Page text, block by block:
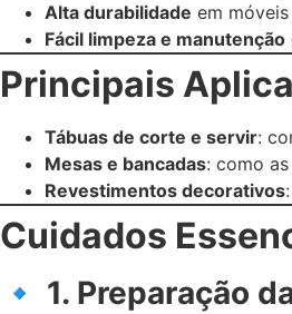
Alta durabilidade em
Fácil limpeza e manutenção
Principais
Tábuas de corte e servir:
Mesas e bancadas: como
Revestimentos decorativos
Cuidados
🔹 1. Preparação